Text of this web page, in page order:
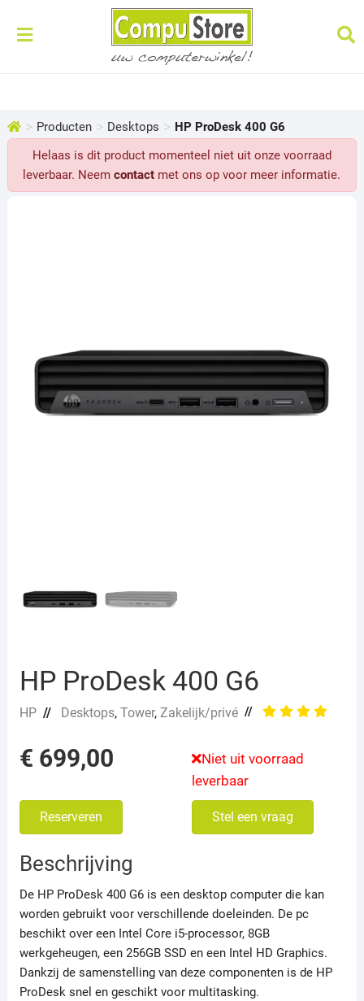
> Producten > Desktops > HP ProDesk 400 G6
Helaas is dit product momenteel niet uit onze voorraad
leverbaar. Neemcontact met ons op voor meer informatie.
HP ProDesk 400 G6
HP// Desktops, Tower, Zakelijk/privé//
€ 699,00
Niet uit voorraad
leverbaar
Reserveren Stel een vraag
Beschrijving
De HP ProDesk 400 G6 is een desktop computer die kan
worden gebruikt voor verschillende doeleinden. De pc
beschikt over een Intel Core i5-processor, 8GB
werkgeheugen, een 256GB SSD en een Intel HD Graphics.
Dankzij de samenstelling van deze componenten is de HP
ProDesk snel en geschikt voor multitasking.